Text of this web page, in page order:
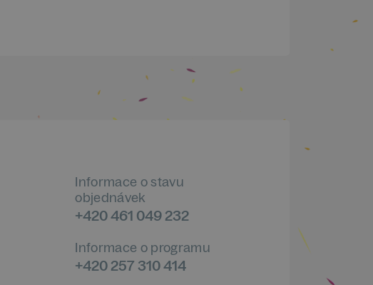
Informace o stavu
objednávek
+420 461 049 232
Informace o programu
+420 257 310 414